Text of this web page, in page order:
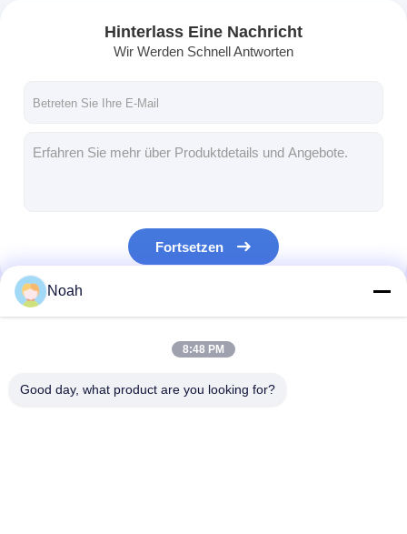
Tragbare Punktschweissen-Maschine
Maschine zum Festschweißen an Stellen
Simplex-Punktschweissen-Maschine
Nahtschweißungs-Maschine
Roboter-Punktschweißpistole
Hinterlass Eine Nachricht
Wir Werden Schnell Antworten
Fortsetzen
Unsere Kategorien
Noah
8:48 PM
Good day, what product are you looking for?